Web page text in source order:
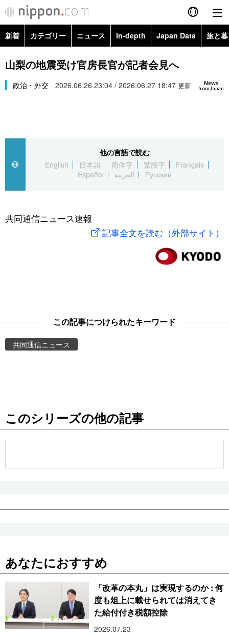
English
简体字
繁體字
العربية
社会
旅と暮らし
東京
新着 カテゴリー ニュース In-depth Japan Data 旅と
政治・外交
経済・ビジネス
社会
文化
科学・技術
暮らし
Images
お知らせ
山梨の地震受け官房長官が記者会見へ
News
from Japan
政治・外交 2026.06.26 23:04 / 2026.06.27 18:47 更新
他の言語で読む
English
日本語 简体字 繁體字
Français
Español
العربية Русский
共同通信ニュース速報
記事全文を読む（外部サイト）
この記事につけられたキーワード
共同通信ニュース
このシリーズの他の記事
あなたにおすすめ
「改革の本丸」は実現するのか : 何
度も俎上に載せられては消えてき
た給付付き税額控除
2026.07.23